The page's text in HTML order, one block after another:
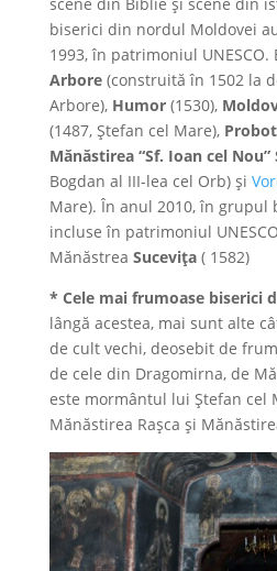
biserici din nordul Moldovei
1993, în patrimoniul
Arbore(construită în 1502 la
Arbore), Humor(1530),
(1487, Ştefan cel Mare),
Mănăstirea “Sf. Ioan cel Nou”
Bogdan al III-lea cel Orb) și
Mare). În anul 2010, în grupul
incluse în patrimoniul
Mănăstrea Sucevița ( 1582)
* Cele mai frumoase biserici
lângă acestea, mai sunt alte
de cult vechi, deosebit de
de cele din Dragomirna, de
este mormântul lui Ştefan cel
Mănăstirea Raşca şi